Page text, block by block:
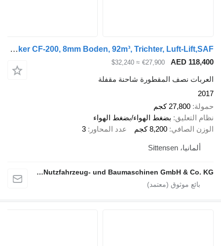
Kraker CF-200, 8mm Boden, 92m³, Trichter, Luft-Lift,SAF
AED
€27,900
≈ $32,240
نصف المقطورة شاحنة مقفلة
27,800 كجم
بضغط الهواء/بضغط الهواء
8,200 كجم عدد المحاور 3
alga Nutzfahrzeug- und Baumaschinen GmbH & Co. KG